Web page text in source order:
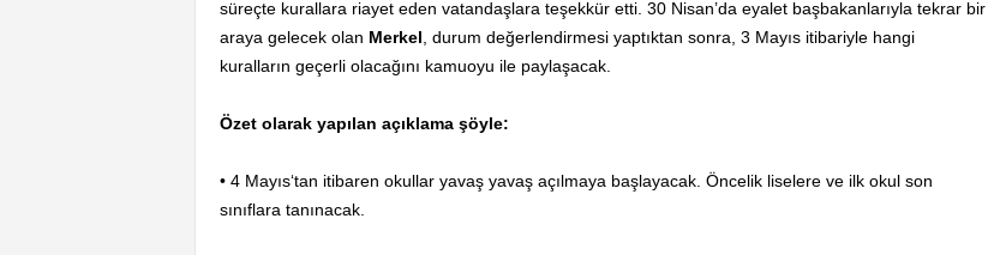
süreçte kurallara riayet eden vatandaşlara teşekkür etti. 30 Nisan’da eyalet başbakanlarıyla tekrar bir
araya gelecek olan Merkel , durum değerlendirmesi yaptıktan sonra, 3 Mayıs itibariyle hangi
kuralların geçerli olacağını kamuoyu ile paylaşacak.
Özet olarak yapılan açıklama şöyle:
• 4 Mayıs‘tan itibaren okullar yavaş yavaş açılmaya başlayacak. Öncelik liselere ve ilk okul son
sınıflara tanınacak.